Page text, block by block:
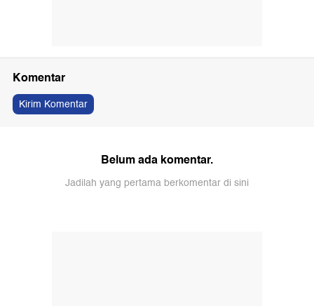
Komentar
Kirim Komentar
Belum ada komentar.
Jadilah yang pertama berkomentar di sini